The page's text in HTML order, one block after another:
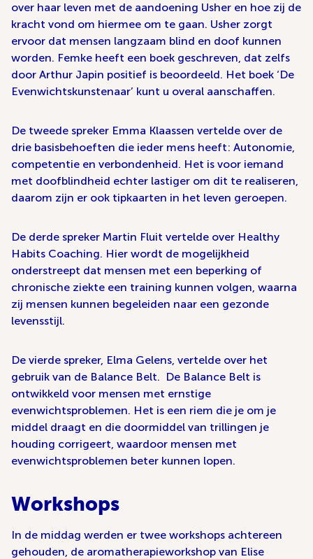
over haar leven met de aandoening Usher en hoe zij de
kracht vond om hiermee om te gaan. Usher zorgt
ervoor dat mensen langzaam blind en doof kunnen
worden. Femke heeft een boek geschreven, dat zelfs
door Arthur Japin positief is beoordeeld. Het boek ‘De
Evenwichtskunstenaar’ kunt u overal aanschaffen.
De tweede spreker Emma Klaassen vertelde over de
drie basisbehoeften die ieder mens heeft: Autonomie,
competentie en verbondenheid. Het is voor iemand
met doofblindheid echter lastiger om dit te realiseren,
daarom zijn er ook tipkaarten in het leven geroepen.
De derde spreker Martin Fluit vertelde over Healthy
Habits Coaching. Hier wordt de mogelijkheid
onderstreept dat mensen met een beperking of
chronische ziekte een training kunnen volgen, waarna
zij mensen kunnen begeleiden naar een gezonde
levensstijl.
De vierde spreker, Elma Gelens, vertelde over het
gebruik van de Balance Belt. De Balance Belt is
ontwikkeld voor mensen met ernstige
evenwichtsproblemen. Het is een riem die je om je
middel draagt en die doormiddel van trillingen je
houding corrigeert, waardoor mensen met
evenwichtsproblemen beter kunnen lopen.
Workshops
In de middag werden er twee workshops achtereen
gehouden, de aromatherapieworkshop van Elise